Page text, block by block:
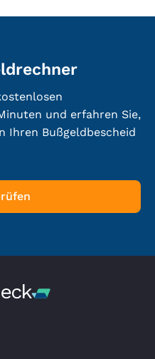
und erfahren Sie,
Ihren Bußgeldbescheid